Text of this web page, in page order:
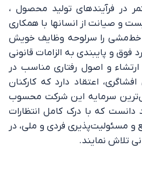
در فرآيندهای تولید محصول ،
و صيانت از انسانها با همكاری
خط‌مشی را سرلوحه وظايف خويش
فوق و پایبندی به الزامات قانونی
و اصول رفتاری مناسب در
اعتقاد دارد كه كاركنان
سرمايه اين شركت محسوب
كه با درک كامل انتظارات
و مسئولیت‌پذیری فردی و ملی، در
تلاش نمايند.